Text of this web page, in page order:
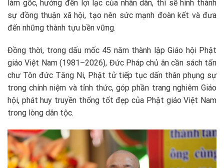
làm gốc, hướng đến lợi lạc của nhân dân, thì sẽ hình thành
sự đồng thuận xã hội, tạo nên sức mạnh đoàn kết và đưa
đến những thành tựu bền vững.
Đồng thời, trong dấu mốc 45 năm thành lập Giáo hội Phật
giáo Việt Nam (1981–2026), Đức Pháp chủ ân cần sách tấn
chư Tôn đức Tăng Ni, Phật tử tiếp tục dấn thân phụng sự
trong chính niệm và tỉnh thức, góp phần trang nghiêm Giáo
hội, phát huy truyền thống tốt đẹp của Phật giáo Việt Nam
trong lòng dân tộc.